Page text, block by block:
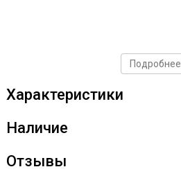
Подробнее
Характеристики
Наличие
Отзывы